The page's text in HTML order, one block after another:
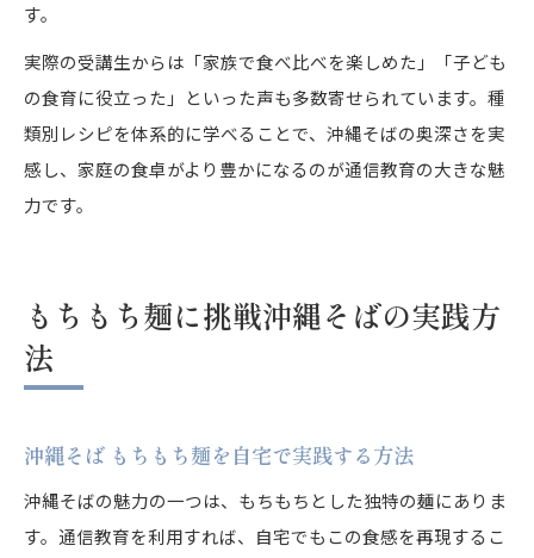
す。
実際の受講生からは「家族で食べ比べを楽しめた」「子ども
の食育に役立った」といった声も多数寄せられています。種
類別レシピを体系的に学べることで、沖縄そばの奥深さを実
感し、家庭の食卓がより豊かになるのが通信教育の大きな魅
力です。
もちもち麺に挑戦沖縄そばの実践方
法
沖縄そば もちもち麺を自宅で実践する方法
沖縄そばの魅力の一つは、もちもちとした独特の麺にありま
す。通信教育を利用すれば、自宅でもこの食感を再現するこ